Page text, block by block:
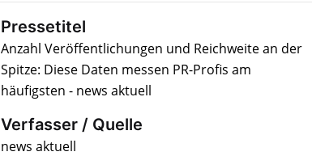
Pressetitel
Anzahl Veröffentlichungen und Reichweite an der
Spitze: Diese Daten messen PR-Profis am
häufigsten - news aktuell
Verfasser / Quelle
news aktuell